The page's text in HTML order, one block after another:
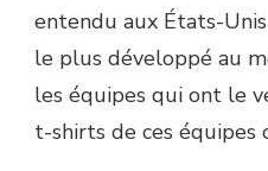
entendu aux États-
le plus développé au
les équipes qui ont le
t-shirts de ces équipes